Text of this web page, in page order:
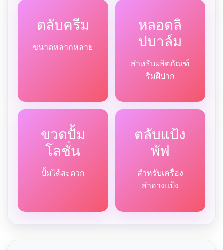
ตลับครีม
ขนาดหลากหลาย
หลอดลิ
ปบาล์ม
สำหรับผลิตภัณฑ์
ริมฝีปาก
ขวดปั้ม
โลชั่น
ปั้มได้สะดวก
ตลับแป้ง
พัฟ
สำหรับเครื่อง
สำอางแป้ง